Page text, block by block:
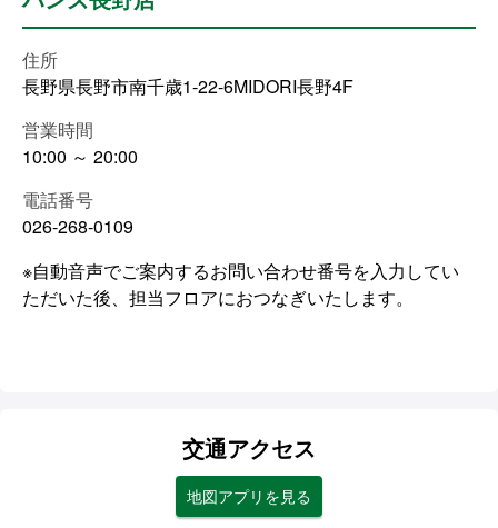
住所
長野県長野市南千歳1-22-6MIDORI長野4F
営業時間
10:00 ～ 20:00
電話番号
026-268-0109
※自動音声でご案内するお問い合わせ番号を入力してい
ただいた後、担当フロアにおつなぎいたします。
交通アクセス
地図アプリを見る